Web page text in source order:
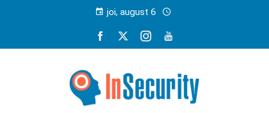
joi, august 6